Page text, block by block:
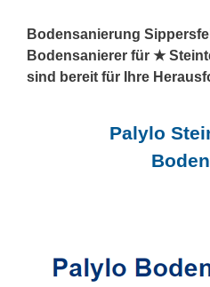
Bodensanierung
Bodensanierer für ★
sind bereit für Ihre
Palylo